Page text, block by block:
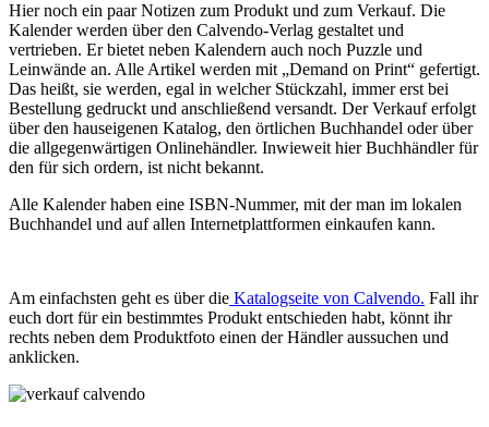
Hier noch ein paar Notizen zum Produkt und zum Verkauf. Die
Kalender werden über den Calvendo-Verlag gestaltet und
vertrieben. Er bietet neben Kalendern auch noch Puzzle und
Leinwände an. Alle Artikel werden mit „Demand on Print“ gefertigt.
Das heißt, sie werden, egal in welcher Stückzahl, immer erst bei
Bestellung gedruckt und anschließend versandt. Der Verkauf erfolgt
über den hauseigenen Katalog, den örtlichen Buchhandel oder über
die allgegenwärtigen Onlinehändler. Inwieweit hier Buchhändler für
den für sich ordern, ist nicht bekannt.
Alle Kalender haben eine ISBN-Nummer, mit der man im lokalen
Buchhandel und auf allen Internetplattformen einkaufen kann.
Am einfachsten geht es über die Katalogseite von Calvendo. Fall ihr
euch dort für ein bestimmtes Produkt entschieden habt, könnt ihr
rechts neben dem Produktfoto einen der Händler aussuchen und
anklicken.